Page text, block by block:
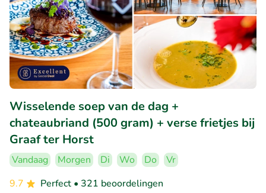
Wisselende soep van de dag +
chateaubriand (500 gram) + verse frietjes bij
Graaf ter Horst
Vandaag Morgen Di Wo Do
Vr
9.7
Perfect • 321 beoordelingen